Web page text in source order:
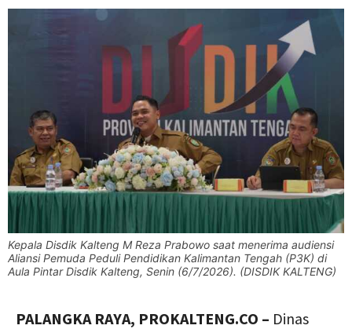
Kepala Disdik Kalteng M Reza Prabowo saat menerima audiensi
Aliansi Pemuda Peduli Pendidikan Kalimantan Tengah (P3K) di
Aula Pintar Disdik Kalteng, Senin (6/7/2026). (DISDIK KALTENG)
PALANGKA RAYA, PROKALTENG.CO – Dinas